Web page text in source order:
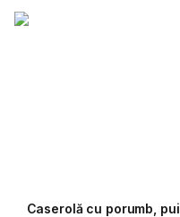
Caserolă cu porumb, pui